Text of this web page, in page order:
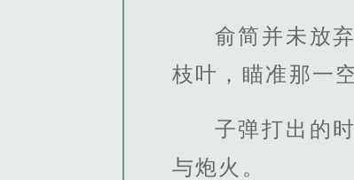
俞简并未放
枝叶，瞄准那一
子弹打出的
与炮火。